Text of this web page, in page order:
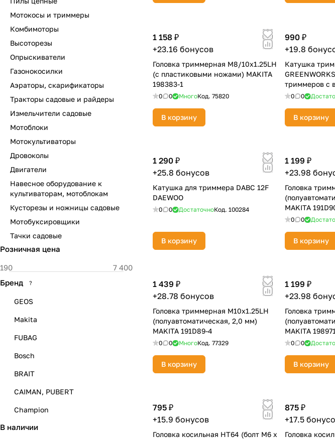
1 158 ₽
+23.16 бонусов
Головка триммерная M8/10х1.25LH
(с пластиковыми ножами) MAKITA
198383-1
0 0 МногоКод. 75820
В корзину
990 ₽
+19.8
Катушка
триммеров с
0 0
В корзину
1 290 ₽
+25.8 бонусов
Катушка для триммера DABC 12F
DAEWOO
0 0 ДостаточноКод. 100284
В корзину
1 199 ₽
+23.98
Головка
MAKITA
0 0
В корзину
1 439 ₽
+28.78 бонусов
Головка триммерная M10х1.25LH
(полуавтоматическая, 2,0 мм)
MAKITA 191D89-4
0 0 МногоКод. 77329
В корзину
1 199 ₽
+23.98
Головка
MAKITA
0 0
В корзину
795 ₽
+15.9 бонусов
Головка косильная НТ64 (болт М6 х
875 ₽
+17.5
Головка
Мотокосы и триммеры
Комбимоторы
Высоторезы
Опрыскиватели
Газонокосилки
Аэраторы, скарификаторы
Тракторы садовые и райдеры
Измельчители садовые
Мотоблоки
Мотокультиваторы
Дровоколы
Двигатели
Навесное оборудование к
культиваторам, мотоблокам
Кусторезы и ножницы садовые
Мотобуксировщики
Тачки садовые
Розничная цена
Бренд ?
GEOS
Makita
FUBAG
Bosch
BRAIT
CAIMAN, PUBERT
Champion
DAEWOO
В наличии
Подробнее об оплате
8 800